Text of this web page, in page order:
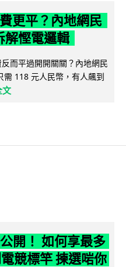
更平？內地網民
解慳電邏輯
而平過開開關關？內地網民
118 元人民幣，有人飆到
文
開！ 如何享最多
競標竿 揀選啱你